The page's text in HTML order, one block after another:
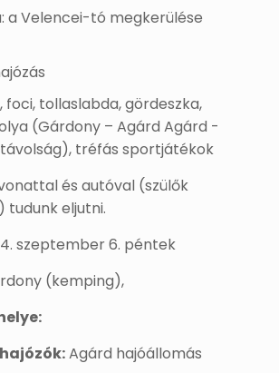
a Velencei-tó megkerülése
foci, tollaslabda, gördeszka,
(Gárdony – Agárd Agárd -
tréfás sportjátékok
és autóval (szülők
tudunk eljutni.
szeptember 6. péntek
(kemping),
Agárd hajóállomás